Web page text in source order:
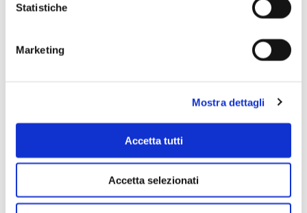
Statistiche
Marketing
Mostra dettagli
Accetta tutti
Accetta selezionati